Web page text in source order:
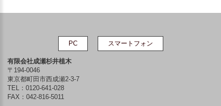
PC スマートフォン
有限会社成瀬杉井植木
〒194-0046
東京都町田市西成瀬2-3-7
TEL： 0120-641-028
FAX：042-816-5011